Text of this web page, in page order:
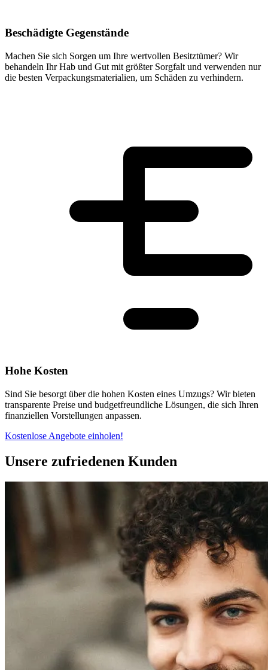
Beschädigte Gegenstände
Machen Sie sich Sorgen um Ihre wertvollen Besitztümer? Wir
behandeln Ihr Hab und Gut mit größter Sorgfalt und verwenden nur
die besten Verpackungsmaterialien, um Schäden zu verhindern.
Hohe Kosten
Sind Sie besorgt über die hohen Kosten eines Umzugs? Wir bieten
transparente Preise und budgetfreundliche Lösungen, die sich Ihren
finanziellen Vorstellungen anpassen.
Kostenlose Angebote einholen!
Unsere zufriedenen Kunden